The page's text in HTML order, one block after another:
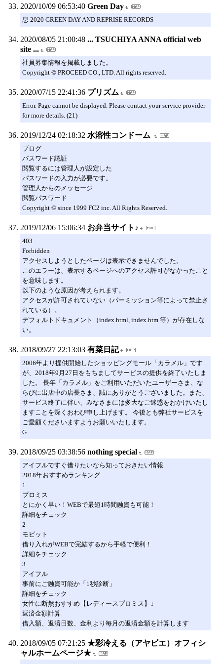
2020/10/09 06:53:40 Green Day
息 2020 GREEN DAY AND REPRISE RECORDS
2020/08/05 21:00:48 ... TSUCHIYA ANNA official web
site ...
社員募集情報を掲載しました。
Copyright © PROCEED CO., LTD. All rights reserved.
2020/07/15 22:41:36 プリズム
Error. Page cannot be displayed. Please contact your service provider
for more details. (21)
2019/12/24 02:18:32 水溶性コンドーム
ブログ
パスワード認証
閲覧するには管理人が設定した
パスワードの入力が必要です。
管理人からのメッセージ
閲覧パスワード
Copyright © since 1999 FC2 inc. All Rights Reserved.
2019/12/06 15:06:34 お弁当サイト♪
403
Forbidden
アクセスしようとしたページは表示できませんでした。
このエラーは、表示するページへのアクセス許可がなかったこと
を意味します。
以下のような原因が考えられます。
アクセスが許可されていない（パーミッション等によって禁止さ
れている）。
デフォルトドキュメント（index.html, index.htm 等）が存在しな
い。
2018/09/27 22:13:03 有菜日記
2006年より提供開始したショッピングモール「カラメル」です
が、2018年9月27日をもちましてサービスの提供を終了いたしま
した。 長年「カラメル」をご利用いただいたユーザーさま、な
らびに出店中の店長さま、誠にありがとうございました。また、
サービス終了に伴い、みなさまには多大なご迷惑をおかけいたし
ますことを深くおわび申し上げます。 今後とも弊社サービスを
ご愛顧くださいますようお願いいたします。
G
2018/09/25 03:38:56 nothing special
アイフルですぐ借りたいなら知っておきたい情報
2018年おすすめランキング
1
プロミス
とにかく早い！WEBで最短1時間融資も可能！
詳細をチェック
2
モビット
借り入れがWEBで完結するから手軽で便利！
詳細をチェック
3
アイフル
事前にご融資可能か「1秒診断」
詳細をチェック
女性に断然おすすめ【レディースプロミス】↓
返済金額計算
借入額、返済日数、金利より毎月の返済金額を計算します
2018/09/05 07:21:25 ★彩冷える（アヤビエ）オフィシ
ャルホームページ★